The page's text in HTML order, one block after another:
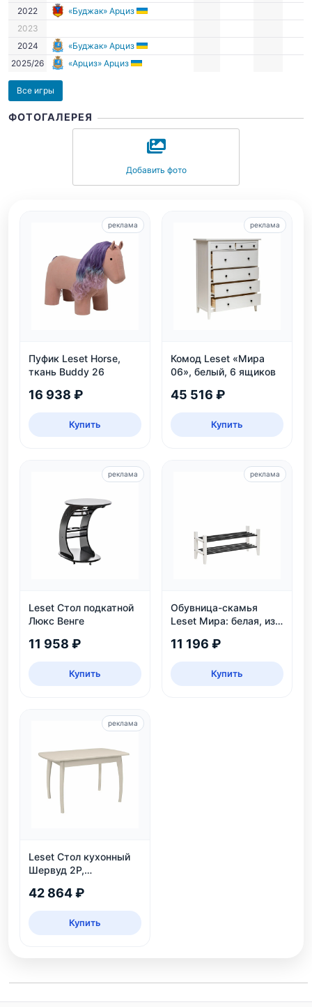
2022
«Буджак» Арциз
2023
2024
«Буджак» Арциз
2025/26
«Арциз» Арциз
Все игры
ФОТОГАЛЕРЕЯ
Добавить фото
Пуфик Leset Horse,
ткань Buddy 26
16 938 ₽
Купить
реклама
Комод Leset «Мира
06», белый, 6 ящиков
45 516 ₽
Купить
реклама
Leset Стол подкатной
Люкс Венге
11 958 ₽
Купить
реклама
Обувница-скамья
Leset Мира: белая, из
яруса, до 6 пар
11 196 ₽
Купить
реклама
Leset Стол кухонный
Шервуд 2Р,
42 864 ₽
Купить
реклама